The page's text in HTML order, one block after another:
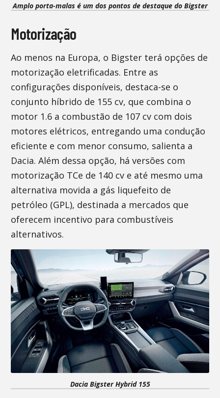
Amplo porta-malas é um dos pontos de destaque do Bigster
Motorização
Ao menos na Europa, o Bigster terá opções de
motorização eletrificadas. Entre as
configurações disponíveis, destaca-se o
conjunto híbrido de 155 cv, que combina o
motor 1.6 a combustão de 107 cv com dois
motores elétricos, entregando uma condução
eficiente e com menor consumo, salienta a
Dacia. Além dessa opção, há versões com
motorização TCe de 140 cv e até mesmo uma
alternativa movida a gás liquefeito de
petróleo (GPL), destinada a mercados que
oferecem incentivo para combustíveis
alternativos.
Dacia Bigster Hybrid 155